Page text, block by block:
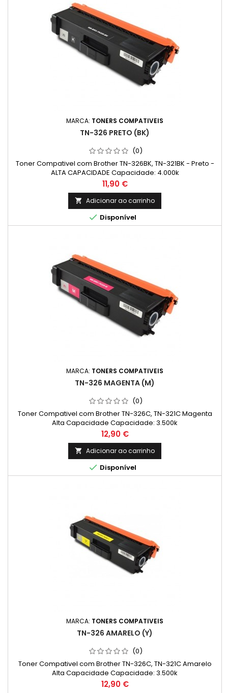
MARCA: TONERS COMPATIVEIS
TN-326 PRETO (BK)
(0)
Toner Compativel com Brother TN-326BK, TN-321BK - Preto -
ALTA CAPACIDADE Capacidade: 4.000k
Preço
11,90 €
 Adicionar ao carrinho
 Disponível
MARCA: TONERS COMPATIVEIS
TN-326 MAGENTA (M)
(0)
Toner Compativel com Brother TN-326C, TN-321C Magenta
Alta Capacidade Capacidade: 3.500k
Preço
12,90 €
 Adicionar ao carrinho
 Disponível
MARCA: TONERS COMPATIVEIS
TN-326 AMARELO (Y)
(0)
Toner Compativel com Brother TN-326C, TN-321C Amarelo
Alta Capacidade Capacidade: 3.500k
Preço
12,90 €